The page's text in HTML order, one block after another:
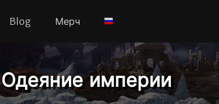
Blog Мерч
Одеяние империи